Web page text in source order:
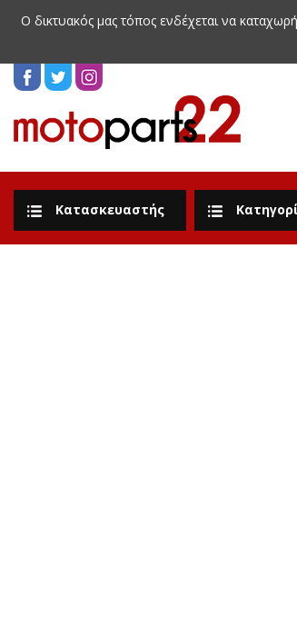
Ο δικτυακός μας τόπος ενδέχεται να
Κατασκευαστής